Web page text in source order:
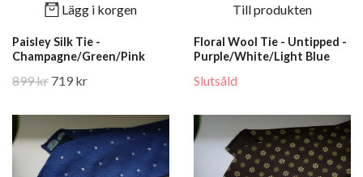
Lägg i korgen
Paisley Silk Tie -
Champagne/Green/Pink
899 kr 719 kr
Till produkten
Floral Wool Tie - Untipped -
Purple/White/Light Blue
Slutsåld